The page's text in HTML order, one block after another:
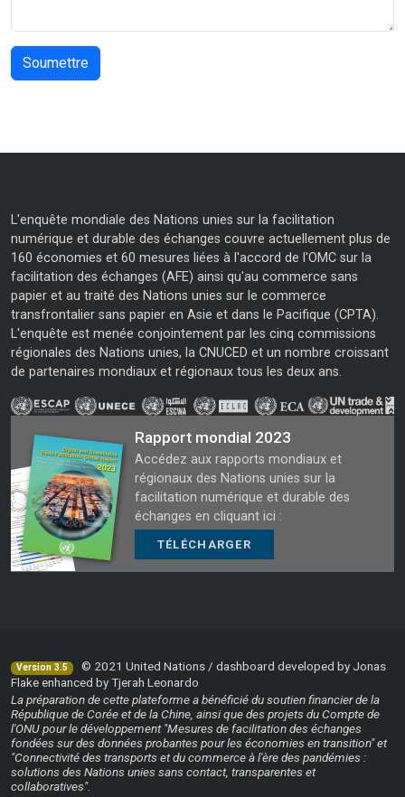
L'enquête mondiale des Nations unies sur la facilitation
numérique et durable des échanges couvre actuellement plus de
160 économies et 60 mesures liées à l'accord de l'OMC sur la
facilitation des échanges (AFE) ainsi qu'au commerce sans
papier et au traité des Nations unies sur le commerce
transfrontalier sans papier en Asie et dans le Pacifique (CPTA).
L'enquête est menée conjointement par les cinq commissions
régionales des Nations unies, la CNUCED et un nombre croissant
de partenaires mondiaux et régionaux tous les deux ans.
Rapport mondial 2023
Accédez aux rapports mondiaux et
régionaux des Nations unies sur la
facilitation numérique et durable des
échanges en cliquant ici :
TÉLÉCHARGER
Version 3.5
© 2021 United Nations / dashboard developed by Jonas
Flake enhanced by Tjerah Leonardo
La préparation de cette plateforme a bénéficié du soutien financier de la
République de Corée et de la Chine, ainsi que des projets du Compte de
l'ONU pour le développement "Mesures de facilitation des échanges
fondées sur des données probantes pour les économies en transition" et
"Connectivité des transports et du commerce à l'ère des pandémies :
solutions des Nations unies sans contact, transparentes et
collaboratives".